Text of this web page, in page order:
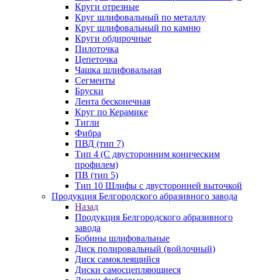
Круги отрезные
Круг шлифовальный по металлу
Круг шлифовальный по камню
Круги обдирочные
Пилоточка
Цепеточка
Чашка шлифовальная
Сегменты
Бруски
Лента бесконечная
Круг по Керамике
Тигли
Фибра
ПВД (тип 7)
Тип 4 (С двусторонним коническим
профилем)
ПВ (тип 5)
Тип 10 Шлифы с двусторонней выточкой
Продукция Белгородского абразивного завода
Назад
Продукция Белгородского абразивного
завода
Бобины шлифовальные
Диск полировальный (войлочный)
Диск самоклеящийся
Диски самосцепляющиеся